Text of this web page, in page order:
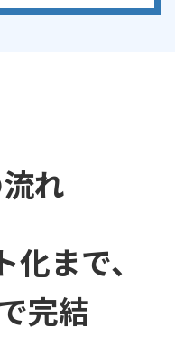
れ
まで、
で完結